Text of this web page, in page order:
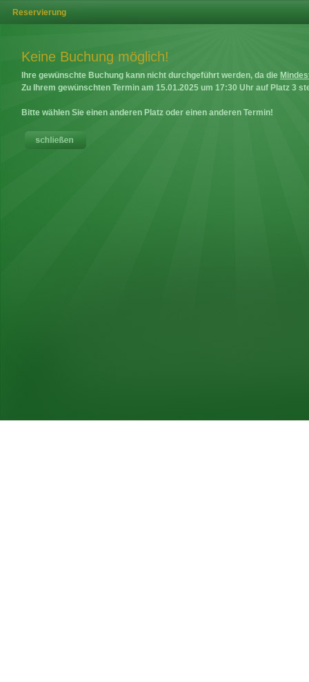
Reservierung
Keine Buchung möglich!
Ihre gewünschte Buchung kann nicht durchgeführt werden, da die
Zu Ihrem gewünschten Termin am 15.01.2025 um 17:30 Uhr auf Platz 3
Bitte wählen Sie einen anderen Platz oder einen anderen Termin!